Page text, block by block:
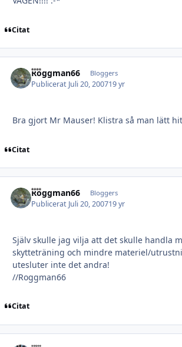
Citat
Roggman66 Bloggers
Publicerat Juli 20, 200719 yr
Bra gjort Mr Mauser! Klistra så man lätt
Citat
Roggman66 Bloggers
Publicerat Juli 20, 200719 yr
Själv skulle jag vilja att det skulle handla
skytteträning och mindre materiel/
utesluter inte det andra!
//Roggman66
Citat